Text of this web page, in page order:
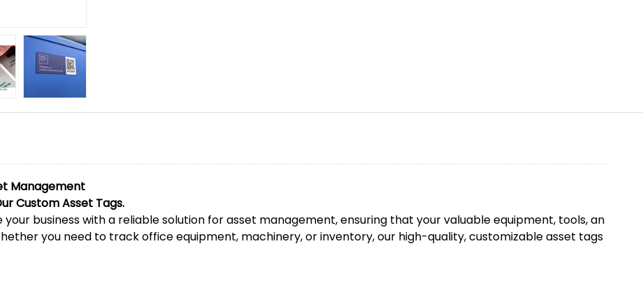
Management
Custom Asset Tags.
business with a reliable solution for asset management, ensuring that your valuable equipment, tools, an
you need to track office equipment, machinery, or inventory, our high-quality, customizable asset tags